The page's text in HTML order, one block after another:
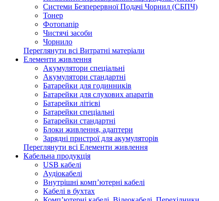
Системи Безперервної Подачі Чорнил (СБПЧ)
Тонер
Фотопапір
Чистячі засоби
Чорнило
Переглянути всі Витратні матеріали
Елементи живлення
Акумулятори спеціальні
Акумулятори стандартні
Батарейки для годинників
Батарейки для слухових апаратів
Батарейки літієві
Батарейки спеціальні
Батарейки стандартні
Блоки живлення, адаптери
Зарядні пристрої для акумуляторів
Переглянути всі Елементи живлення
Кабельна продукція
USB кабелі
Аудіокабелі
Внутрішні комп’ютерні кабелі
Кабелі в бухтах